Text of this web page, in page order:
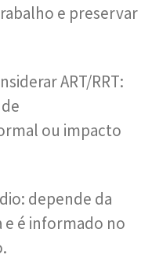
e preservar
ART/RRT:
ou impacto
depende da
e é informado no